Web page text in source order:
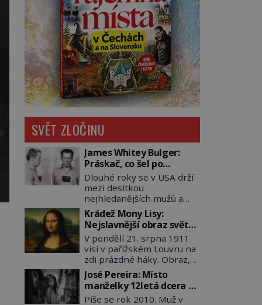
SVĚT ZLOČINU
James Whitey Bulger:
Práskač, co šel po
práskačích
Dlouhé roky se v USA drží
mezi desítkou
nejhledanějších mužů a
dopracuje to až na číslo
dvě – hned po Usámovi bin
Ládinovi (1957–2011). To je
James „Whitey“ Bulger
(1929–2018) viněný ze
spoluúčasti na 19
vraždách, vydírání a lichvy.
A samozřejmě, krom toho
je ještě drogový dealer,
Krádež Mony Lisy:
Nejslavnější obraz světa
zůstane dva roky
nezvěstný
V pondělí 21. srpna 1911
visí v pařížském Louvru na
zdi prázdné háky. Obraz,
který dnes zná celý svět, je
pryč. Zpočátku si nikdo
nemyslí, že jde o krádež.
Zaměstnanci jsou
José Pereira: Místo
manželky 12letá dcera –
a sousedi o všem vědí!
Píše se rok 2010. Muž v